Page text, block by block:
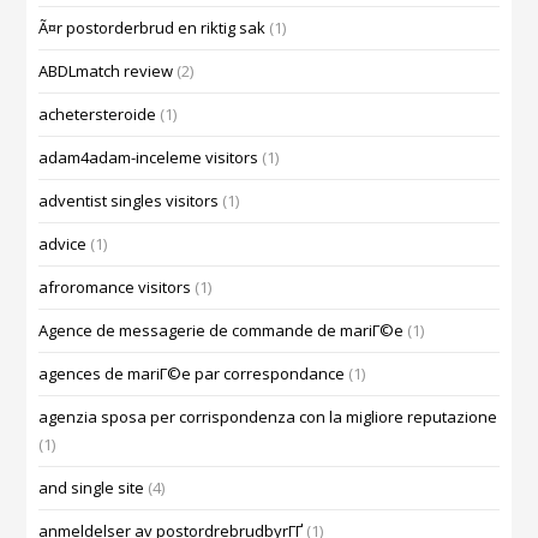
Ã¤r postorderbrud en riktig sak (1)
ABDLmatch review (2)
achetersteroide (1)
adam4adam-inceleme visitors (1)
adventist singles visitors (1)
advice (1)
afroromance visitors (1)
Agence de messagerie de commande de mariГ©e (1)
agences de mariГ©e par correspondance (1)
agenzia sposa per corrispondenza con la migliore reputazione
(1)
and single site (4)
anmeldelser av postordrebrudbyrГҐ (1)